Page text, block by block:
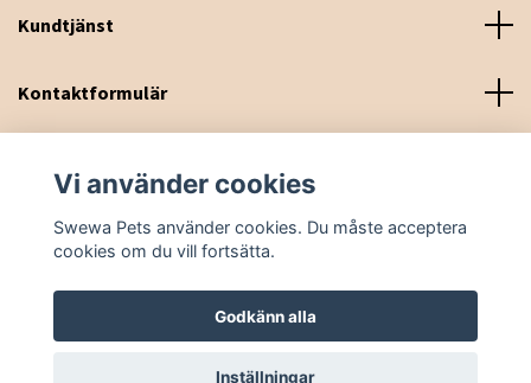
Kundtjänst
Kontaktformulär
© 2026 Swewa Pets
Vi använder cookies
Swewa Pets använder cookies. Du måste acceptera
cookies om du vill fortsätta.
Godkänn alla
Inställningar